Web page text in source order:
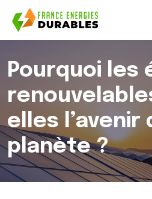
Pourquoi les
elles l’avenir
planète ?